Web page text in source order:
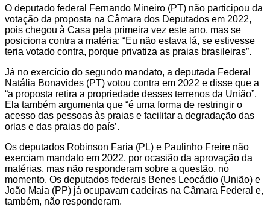
O deputado federal Fernando Mineiro (PT) não participou da
votação da proposta na Câmara dos Deputados em 2022,
pois chegou à Casa pela primeira vez este ano, mas se
posiciona contra a matéria: “Eu não estava lá, se estivesse
teria votado contra, porque privatiza as praias brasileiras”.
Já no exercício do segundo mandato, a deputada Federal
Natália Bonavides (PT) votou contra em 2022 e disse que a
“a proposta retira a propriedade desses terrenos da União”.
Ela também argumenta que “é uma forma de restringir o
acesso das pessoas às praias e facilitar a degradação das
orlas e das praias do país’.
Os deputados Robinson Faria (PL) e Paulinho Freire não
exerciam mandato em 2022, por ocasião da aprovação da
matérias, mas não responderam sobre a questão, no
momento. Os deputados federais Benes Leocádio (União) e
João Maia (PP) já ocupavam cadeiras na Câmara Federal e,
também, não responderam.